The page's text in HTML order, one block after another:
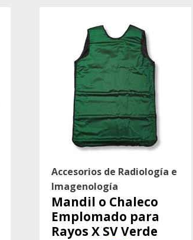
Accesorios de Radiología e
Imagenología
Mandil o Chaleco
Emplomado para
Rayos X SV Verde